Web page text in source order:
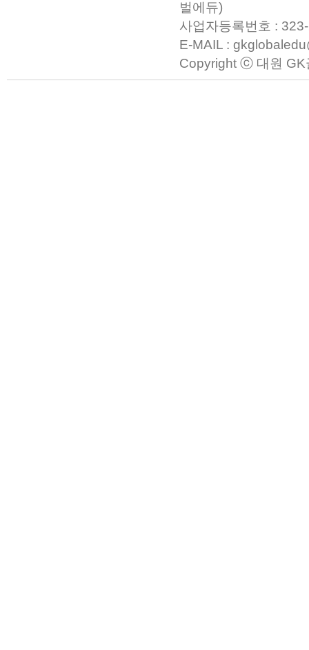
벌에듀)
사업자등록번호 :
E-MAIL :
Copyright ⓒ 대원 GK